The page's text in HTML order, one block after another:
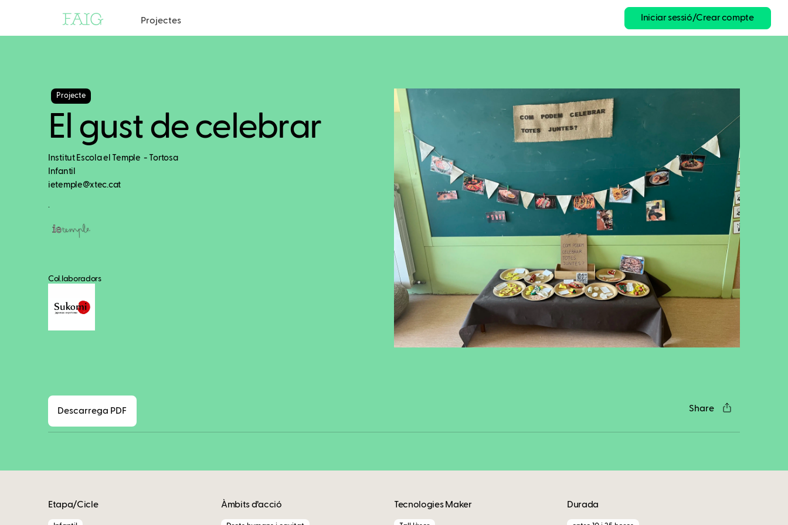
Projectes Iniciar sessió/Crear compte
Projecte
El gust de celebrar
Institut Escola el Temple - Tortosa
Infantil
ietemple@xtec.cat
Col.laboradors
Descarrega PDF Share
Facebook
Twitter
LinkedIn
WhatsApp
Reddit
Gmail
Email
Etapa/Cicle Àmbits d’acció Tecnologies Maker Durada